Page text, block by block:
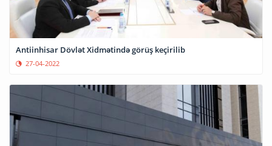
Antiinhisar Dövlət Xidmətində görüş keçirilib
27-04-2022